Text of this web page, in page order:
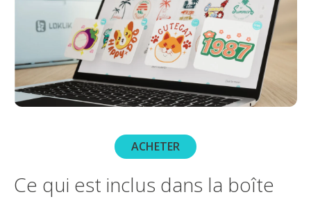
ACHETER
Ce qui est inclus dans la boîte